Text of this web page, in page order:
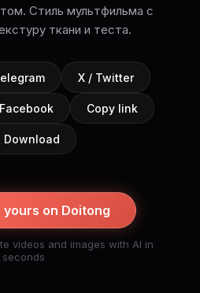
Стиль мультфильма с
ткани и теста.
X / Twitter
Facebook Copy link
Download
yours on Doitong
videos and images with AI in
seconds